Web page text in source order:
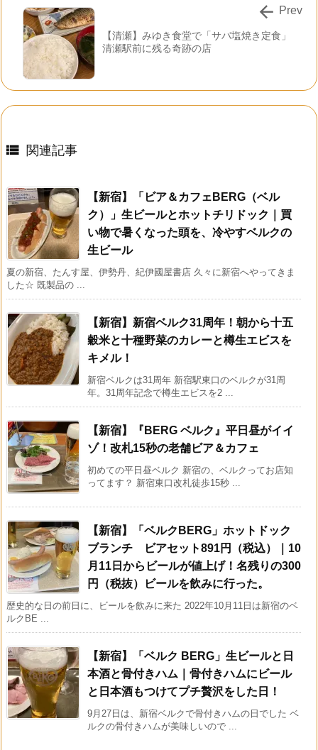
【清瀬】みゆき食堂で「サバ塩焼き定食」
清瀬駅前に残る奇跡の店
 Prev
 関連記事
【新宿】「ビア＆カフェBERG（ベル
ク）」生ビールとホットチリドック｜買
い物で暑くなった頭を、冷やすベルクの
生ビール
夏の新宿、たんす屋、伊勢丹、紀伊國屋書店 久々に新宿へやってきま
した☆ 既製品の ...
【新宿】新宿ベルク31周年！朝から十五
穀米と十種野菜のカレーと樽生エビスを
キメル！
新宿ベルクは31周年 新宿駅東口のベルクが31周
年。31周年記念で樽生エビスを2 ...
【新宿】『BERG ベルク』平日昼がイイ
ゾ！改札15秒の老舗ビア＆カフェ
初めての平日昼ベルク 新宿の、ベルクってお店知
ってます？ 新宿東口改札徒歩15秒 ...
【新宿】「ベルクBERG」ホットドック
ブランチ ビアセット891円（税込）｜10
月11日からビールが値上げ！名残りの300
円（税抜）ビールを飲みに行った。
歴史的な日の前日に、ビールを飲みに来た 2022年10月11日は新宿のベ
ルクBE ...
【新宿】「ベルク BERG」生ビールと日
本酒と骨付きハム｜骨付きハムにビール
と日本酒もつけてプチ贅沢をした日！
9月27日は、新宿ベルクで骨付きハムの日でした ベ
ルクの骨付きハムが美味しいので ...